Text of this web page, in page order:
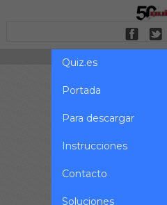
Quiz.es
Portada
Para descargar
Instrucciones
Contacto
Soluciones